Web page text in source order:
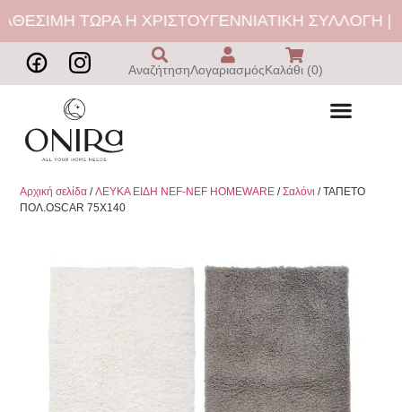
ΤΩΡΑ Η ΧΡΙΣΤΟΥΓΕΝΝΙΑΤΙΚΗ ΣΥΛΛΟΓΗ |
ΑναζήτησηΛογαριασμόςΚαλάθι (0)
Αρχική σελίδα /ΛΕΥΚΑ ΕΙΔΗ NEF-NEF HOMEWARE /Σαλόνι / ΤΑΠΕΤΟ
ΠΟΛ.OSCAR 75X140